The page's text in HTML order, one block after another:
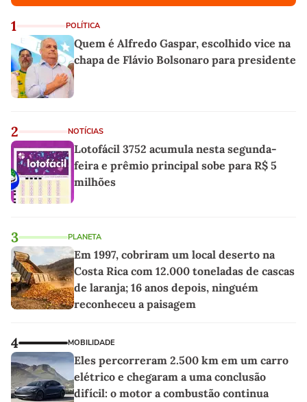
1 POLÍTICA
Quem é Alfredo Gaspar, escolhido vice na
chapa de Flávio Bolsonaro para presidente
2 NOTÍCIAS
Lotofácil 3752 acumula nesta segunda-
feira e prêmio principal sobe para R$ 5
milhões
3 PLANETA
Em 1997, cobriram um local deserto na
Costa Rica com 12.000 toneladas de cascas
de laranja; 16 anos depois, ninguém
reconheceu a paisagem
4 MOBILIDADE
Eles percorreram 2.500 km em um carro
elétrico e chegaram a uma conclusão
difícil: o motor a combustão continua